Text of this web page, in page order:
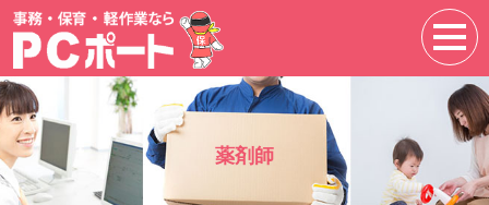
薬剤師